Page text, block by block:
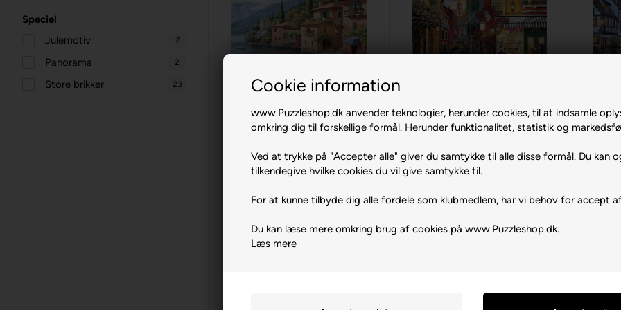
Cookie information
www.Puzzleshop.dk anvender teknologier, herunder cookies, til at indsamle
omkring dig til forskellige formål. Herunder funktionalitet, statistik og
Ved at trykke på "Accepter alle" giver du samtykke til alle disse formål. Du kan
tilkendegive hvilke cookies du vil give samtykke til.
For at kunne tilbyde dig alle fordele som klubmedlem, har vi behov for accept
Du kan læse mere omkring brug af cookies på www.Puzzleshop.dk.
Læs mere
Steve Read
Sung Kim 10
Speciel
Julemotiv
7
Panorama 2
Store brikker 23
Gem
Villagio del Lago
2000 br. Anatolian
149,00 DKK
Køb
1 stkpå lager Lev. 1-2 dage
Venetian Café
2000 br. Anatolian
149,00 DKK
Køb
5 stkpå lager